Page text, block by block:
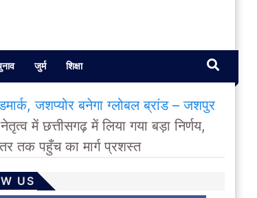
जुर्म शिक्षा
जशप्योर बनेगा ग्लोबल ब्रांड – जशपुर
में छत्तीसगढ़ में लिया गया बड़ा निर्णय,
तक पहुँच का मार्ग प्रशस्त
US